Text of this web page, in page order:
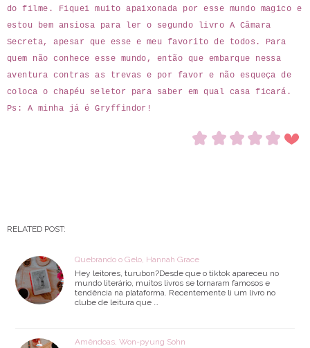
do filme. Fiquei muito apaixonada por esse mundo magico e
estou bem ansiosa para ler o segundo livro A Câmara
Secreta, apesar que esse e meu favorito de todos. Para
quem não conhece esse mundo, então que embarque nessa
aventura contras as trevas e por favor e não esqueça de
coloca o chapéu seletor para saber em qual casa ficará.
Ps: A minha já é Gryffindor!
RELATED POST:
Quebrando o Gelo, Hannah Grace
Hey leitores, turubon?Desde que o tiktok apareceu no
mundo literário, muitos livros se tornaram famosos e
tendência na plataforma. Recentemente li um livro no
clube de leitura que …
Amêndoas, Won-pyung Sohn